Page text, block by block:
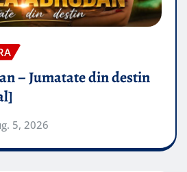
– Jumatate din destin
5, 2026